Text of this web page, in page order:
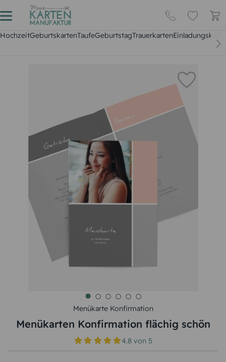
HochzeitGeburtskartenTaufeGeburtstagTrauerkarten
Menükarte Konfirmation
Menükarten Konfirmation flächig schön
4.8 von5